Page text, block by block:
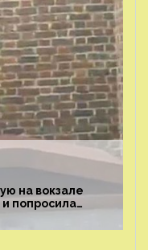
на вокзале
попросила